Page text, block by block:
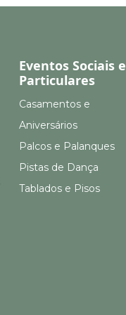
Eventos Sociais e
Particulares
Casamentos e
Aniversários
Palcos e Palanques
Pistas de Dança
Tablados e Pisos